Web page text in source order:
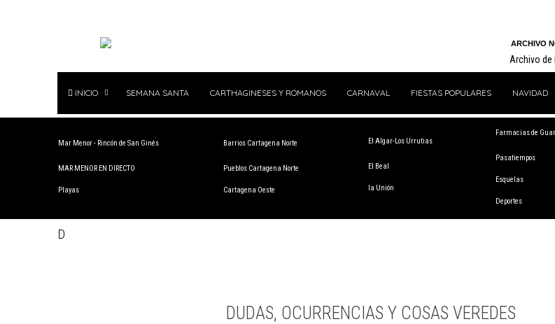
ARCHIVO
Archivo de
INICIO SEMANA SANTA CARTHAGINESES Y ROMANOS CARNAVAL FIESTAS POPULARES NAVIDAD
Mar Menor - Rincón de San Ginés
MAR MENOR EN DIRECTO
Playas
Barrios Cartagena Norte
Pueblos Cartagena Norte
Cartagena Oeste
El Algar-Los Urrutias
El Beal
la Unión
Farmacias de
Pasatiempos
Esquelas
Deportes
D
DUDAS, OCURRENCIAS Y COSAS VEREDES